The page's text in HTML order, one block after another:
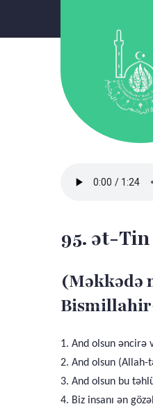
95. ət-
(Məkkədə
1. And olsun əncirə
2. And olsun (Allah-
3. And olsun bu
4. Biz insanı ən